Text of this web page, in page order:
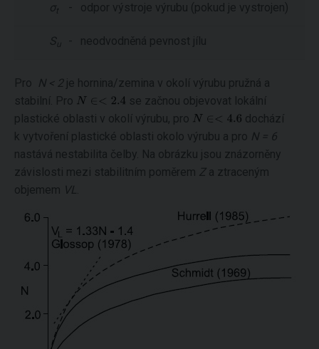
σ t - odpor výstroje výrubu (pokud je vystrojen)
Su - neodvodněná pevnost jílu
Pro N < 2je hornina/zemina v okolí výrubu pružná a
stabilní. Pro
se začnou objevovat lokální
plastické oblasti v okolí výrubu, pro
dochází
k vytvoření plastické oblasti okolo výrubu a pro N = 6
nastává nestabilita čelby. Na obrázku jsou znázorněny
závislosti mezi stabilitním poměrem Za ztraceným
objemem VL